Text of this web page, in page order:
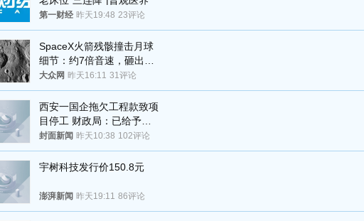
第一财经 昨天19:48 23评论
SpaceX火箭残骸撞击月球
细节：约7倍音速，砸出直
径约30米撞击坑
大众网 昨天16:11 31评论
西安一国企拖欠工程款致项
目停工 财政局：已给予处
分，正督促整改
封面新闻 昨天10:38 102评论
宇树科技发行价150.8元
澎湃新闻 昨天19:11 86评论